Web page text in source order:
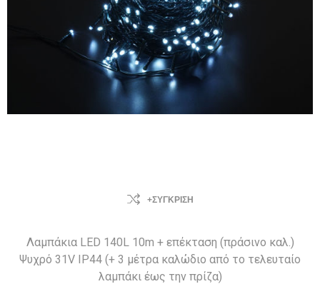
+ΣΎΓΚΡΙΣΗ
Λαμπάκια LED 140L 10m + επέκταση (πράσινο καλ.)
Ψυχρό 31V IP44 (+ 3 μέτρα καλώδιο από το τελευταίο
λαμπάκι έως την πρίζα)